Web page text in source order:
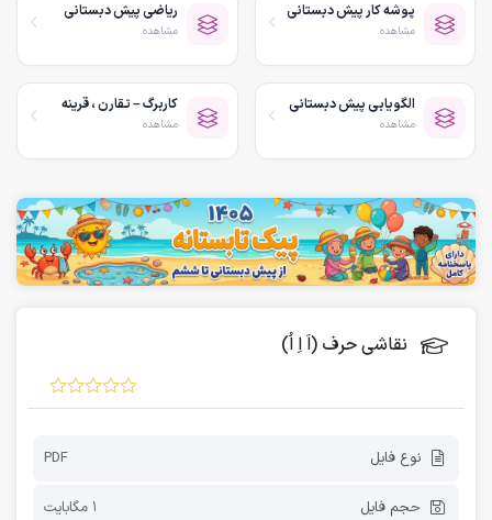
پوشه کار پیش دبستانی
مشاهده
ریاضی پیش دبستانی
مشاهده
الگویابی پیش دبستانی
مشاهده
کاربرگ – تقارن ، قرینه
مشاهده
نقاشی حرف (اَ اِ اُ)
نوع فایل PDF
حجم فایل 1 مگابایت